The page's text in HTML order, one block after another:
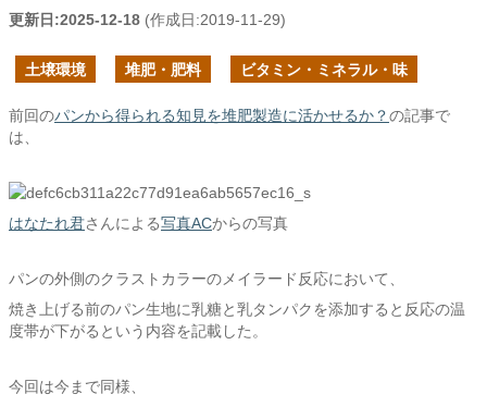
更新日:2025-12-18 (作成日:2019-11-29)
土壌環境 堆肥・肥料 ビタミン・ミネラル・味
前回のパンから得られる知見を堆肥製造に活かせるか？の記事で
は、
はなたれ君さんによる写真ACからの写真
パンの外側のクラストカラーのメイラード反応において、
焼き上げる前のパン生地に乳糖と乳タンパクを添加すると反応の温
度帯が下がるという内容を記載した。
今回は今まで同様、